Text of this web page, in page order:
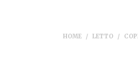
HOME / LETTO /